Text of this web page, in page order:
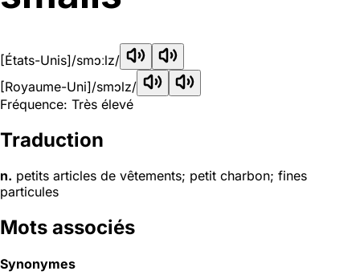
[États-Unis]/smɔːlz/
[Royaume-Uni]/smɔlz/
Fréquence: Très élevé
Traduction
n. petits articles de vêtements; petit charbon; fines
particules
Mots associés
Synonymes